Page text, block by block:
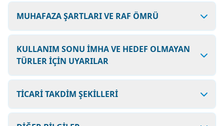
MUHAFAZA ŞARTLARI VE RAF ÖMRÜ
KULLANIM SONU İMHA VE HEDEF OLMAYAN
TÜRLER İÇİN UYARILAR
TİCARİ TAKDİM ŞEKİLLERİ